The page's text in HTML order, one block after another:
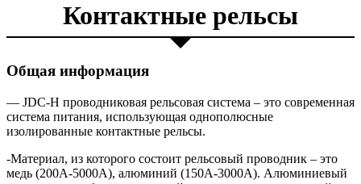
Контактные рельсы
Общая информация
— JDC-H проводниковая рельсовая система – это современная
система питания, использующая однополюсные
изолированные контактные рельсы.
-Материал, из которого состоит рельсовый проводник – это
медь (200A-5000A), алюминий (150A-3000A). Алюминиевый